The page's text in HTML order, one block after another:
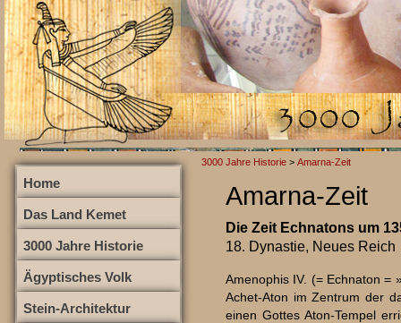
Home
Das Land Kemet
3000 Jahre Historie
Ägyptisches Volk
Stein-Architektur
3000 Jahre Historie > Amarna-Zeit
Amarna-Zeit
Die Zeit Echnatons um
18. Dynastie, Neues Reich
Amenophis IV. (= Echnaton =
Achet-Aton im Zentrum der
einen Gottes Aton-Tempel